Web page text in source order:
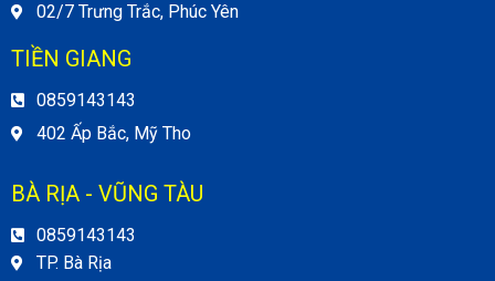
02/7 Trưng Trắc, Phúc Yên
TIỀN GIANG
0859143143
402 Ấp Bắc, Mỹ Tho
BÀ RỊA - VŨNG TÀU
0859143143
TP. Bà Rịa